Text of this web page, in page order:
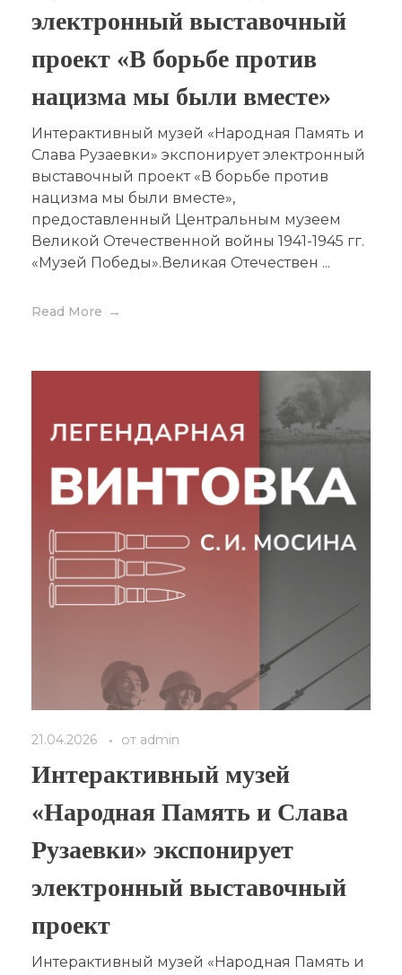
электронный выставочный
проект «В борьбе против
нацизма мы были вместе»
Интерактивный музей «Народная Память и
Слава Рузаевки» экспонирует электронный
выставочный проект «В борьбе против
нацизма мы были вместе»,
предоставленный Центральным музеем
Великой Отечественной войны 1941-1945 гг.
«Музей Победы».Великая Отечествен ...
Read More
21.04.2026 от admin
Интерактивный музей
«Народная Память и Слава
Рузаевки» экспонирует
электронный выставочный
проект
Интерактивный музей «Народная Память и